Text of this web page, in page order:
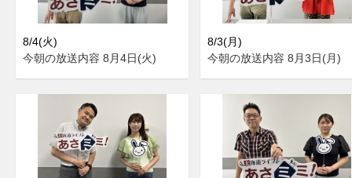
8/4(火)
今朝の放送内容 8月4日(火)
8/3(月)
今朝の放送内容 8月3日(月)